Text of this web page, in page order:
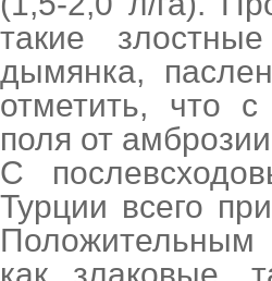
такие
дымянка,
отметить, что
поля от
С
Турции всего
Положительным
как злаковые,